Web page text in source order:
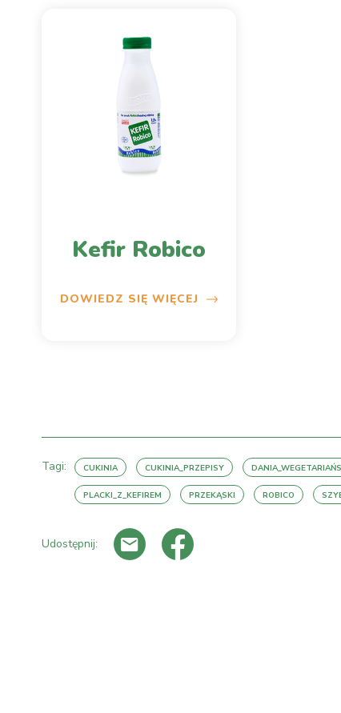
Kefir Robico
DOWIEDZ SIĘ WIĘCEJ
Tagi: CUKINIA CUKINIA_PRZEPISY
PLACKI_Z_KEFIREM PRZEKĄSKI ROBICO
Udostępnij: